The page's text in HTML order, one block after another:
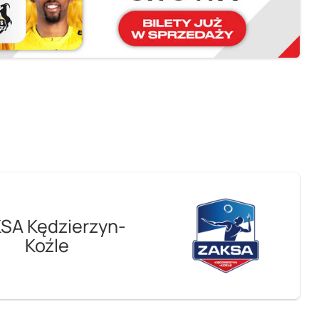
Kędzierzyn-
Koźle